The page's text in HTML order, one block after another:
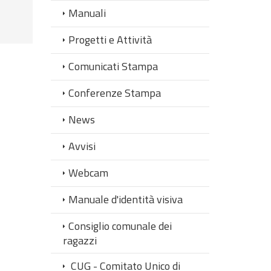
Manuali
Progetti e Attività
Comunicati Stampa
Conferenze Stampa
News
Avvisi
Webcam
Manuale d'identità visiva
Consiglio comunale dei
ragazzi
CUG - Comitato Unico di